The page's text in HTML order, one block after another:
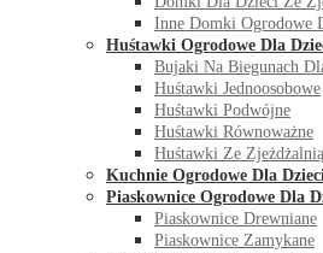
Inne Domki Ogrodowe
Huśtawki Ogrodowe Dla
Bujaki Na Biegunach
Huśtawki Jednoosobowe
Huśtawki Podwójne
Huśtawki Równoważne
Huśtawki Ze Zjeżdżalnią
Kuchnie Ogrodowe Dla
Piaskownice Ogrodowe Dla
Piaskownice Drewniane
Piaskownice Zamykane